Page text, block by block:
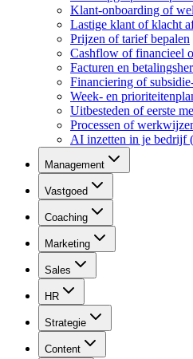
Klant-onboarding of
Lastige klant of klacht
Prijzen of tarief bepalen
Cashflow of financieel
Facturen en
Financiering of
Week- en
Uitbesteden of eerste
Processen of
AI inzetten in je bedrijf
Management
Vastgoed
Coaching
Marketing
Sales
HR
Strategie
Content